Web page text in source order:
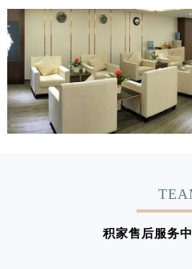
积家售后服务